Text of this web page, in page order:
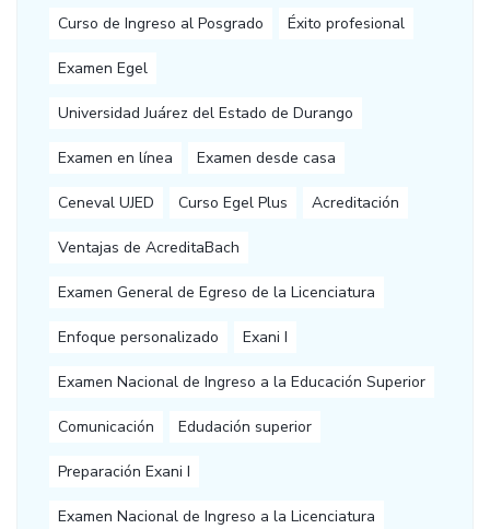
Curso de Ingreso al Posgrado Éxito profesional
Examen Egel
Universidad Juárez del Estado de Durango
Examen en línea Examen desde casa
Ceneval UJED Curso Egel Plus Acreditación
Ventajas de AcreditaBach
Examen General de Egreso de la Licenciatura
Enfoque personalizado Exani I
Examen Nacional de Ingreso a la Educación Superior
Comunicación Edudación superior
Preparación Exani I
Examen Nacional de Ingreso a la Licenciatura